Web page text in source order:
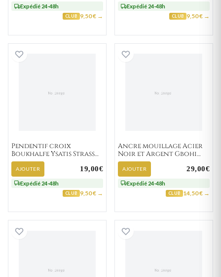
Expédié 24-48h
CLUB 9,50 € →
Expédié 24-48h
CLUB 9,50 € →
Pendentif croix Boukhalfe Ysatis Strass Religieux
Pendentif croix
Boukhalfe Ysatis Strass
Religieux
AJOUTER 19,00€
Expédié 24-48h
CLUB 9,50 € →
Ancre mouillage Acier
Noir et Argent Gbohi
Marine Strass Ancre
Marine
AJOUTER 29,00€
Expédié 24-48h
CLUB 14,50 € →
Pendentif carbone Albero 1